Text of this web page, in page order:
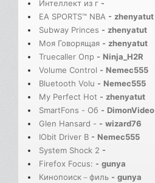
Интеллект из г -
EA SPORTS™ NBA - zhenyatut
Subway Princes - zhenyatut
Моя Говорящая - zhenyatut
Truecaller Опр - Ninja_H2R
Volume Control - Nemec555
Bluetooth Volu - Nemec555
My Perfect Hot - zhenyatut
SmartFons - Об - DimonVideo
Glen Hansard - - wizard76
IObit Driver B - Nemec555
System Shock 2 -
Firefox Focus: - gunya
Кинопоиск－филь - gunya